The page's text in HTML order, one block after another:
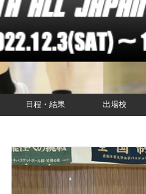
日程・結果 出場校